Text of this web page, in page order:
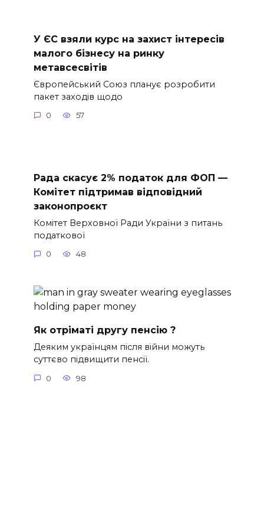
У ЄС взяли курс на захист інтересів
малого бізнесу на ринку
метавсесвітів
Європейський Союз планує розробити
пакет заходів щодо
0 57
Рада скасує 2% податок для ФОП —
Комітет підтримав відповідний
законопроєкт
Комітет Верховної Ради України з питань
податкової
0 48
Як отріматі другу пенсію ?
Деяким українцям після війни можуть
суттєво підвищити пенсії.
0 98